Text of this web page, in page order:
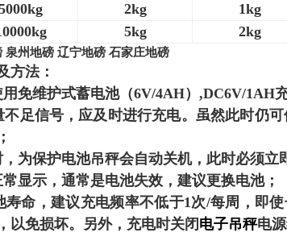
2kg
1kg
5kg 2kg
泉州地磅 辽宁地磅 石家庄地磅
方法：
免维护式蓄电池（6V/4AH）,DC6V/1AH
不足信号，应及时进行充电。虽然此时仍
为保护电池吊秤会自动关机，此时必须立
显示，通常是电池失效，建议更换电池；
寿命，建议充电频率不低于1次/每周，即
以免损坏。另外，充电时关闭电子吊秤电